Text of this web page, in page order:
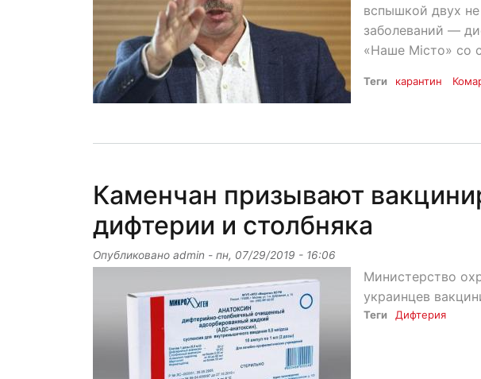
вспышкой двух
заболеваний —
«Наше Місто» со
Теги карантин
Каменчан призывают
дифтерии и столбняка
Опубликовано admin - пн, 07/29/2019 - 16:06
Министерство
украинцев
Теги Дифтерия